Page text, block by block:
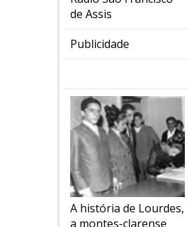
de Assis
Publicidade
A história de Lourdes,
a montes-clarense